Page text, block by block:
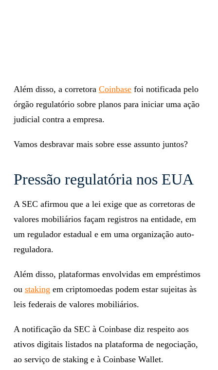
Além disso, a corretora Coinbase foi notificada pelo
órgão regulatório sobre planos para iniciar uma ação
judicial contra a empresa.
Vamos desbravar mais sobre esse assunto juntos?
Pressão regulatória nos EUA
A SEC afirmou que a lei exige que as corretoras de
valores mobiliários façam registros na entidade, em
um regulador estadual e em uma organização auto-
reguladora.
Além disso, plataformas envolvidas em empréstimos
ou staking em criptomoedas podem estar sujeitas às
leis federais de valores mobiliários.
A notificação da SEC à Coinbase diz respeito aos
ativos digitais listados na plataforma de negociação,
ao serviço de staking e à Coinbase Wallet.